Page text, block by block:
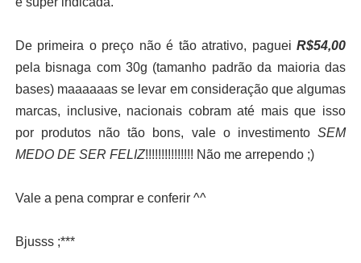
De primeira o preço não é tão atrativo, pagueiR$54,00
pela bisnaga com 30g (tamanho padrão da maioria das
bases) maaaaaas se levar em consideração que algumas
marcas, inclusive, nacionais cobram até mais que isso
por produtos não tão bons, vale o investimentoSEM
MEDO DE SER FELIZ!!!!!!!!!!!!!!! Não me arrependo ;)
Vale a pena comprar e conferir ^^
Bjusss ;***